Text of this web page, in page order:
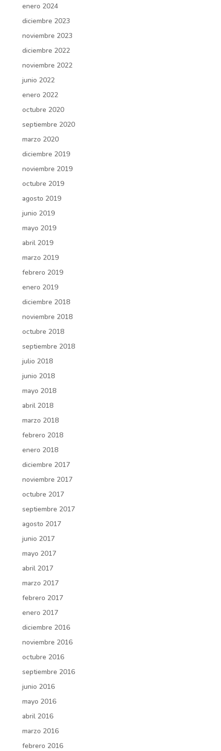
enero 2024
diciembre 2023
noviembre 2023
diciembre 2022
noviembre 2022
junio 2022
enero 2022
octubre 2020
septiembre 2020
marzo 2020
diciembre 2019
noviembre 2019
octubre 2019
agosto 2019
junio 2019
mayo 2019
abril 2019
marzo 2019
febrero 2019
enero 2019
diciembre 2018
noviembre 2018
octubre 2018
septiembre 2018
julio 2018
junio 2018
mayo 2018
abril 2018
marzo 2018
febrero 2018
enero 2018
diciembre 2017
noviembre 2017
octubre 2017
septiembre 2017
agosto 2017
junio 2017
mayo 2017
abril 2017
marzo 2017
febrero 2017
enero 2017
diciembre 2016
noviembre 2016
octubre 2016
septiembre 2016
junio 2016
mayo 2016
abril 2016
marzo 2016
febrero 2016